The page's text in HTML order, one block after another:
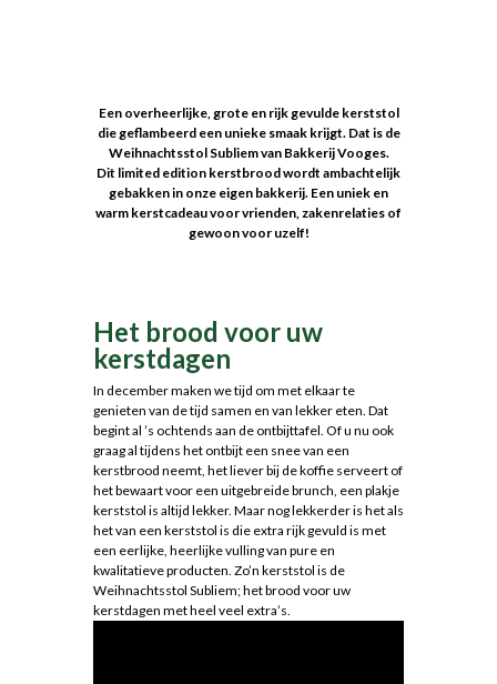
Een overheerlijke, grote en rijk gevulde kerststol
die geflambeerd een unieke smaak krijgt. Dat is de
Weihnachtsstol Subliem van Bakkerij Vooges.
Dit limited edition kerstbrood wordt ambachtelijk
gebakken in onze eigen bakkerij. Een uniek en
warm kerstcadeau voor vrienden, zakenrelaties of
gewoon voor uzelf!
Het brood voor uw
kerstdagen
In december maken we tijd om met elkaar te
genieten van de tijd samen en van lekker eten. Dat
begint al ’s ochtends aan de ontbijttafel. Of u nu ook
graag al tijdens het ontbijt een snee van een
kerstbrood neemt, het liever bij de koffie serveert of
het bewaart voor een uitgebreide brunch, een plakje
kerststol is altijd lekker. Maar nog lekkerder is het als
het van een kerststol is die extra rijk gevuld is met
een eerlijke, heerlijke vulling van pure en
kwalitatieve producten. Zo’n kerststol is de
Weihnachtsstol Subliem; het brood voor uw
kerstdagen met heel veel extra’s.